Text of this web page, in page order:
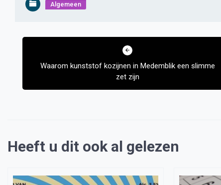
Algemeen
Bericht
Waarom kunststof kozijnen in Medemblik een slimme
zet zijn
Heeft u dit ook al gelezen